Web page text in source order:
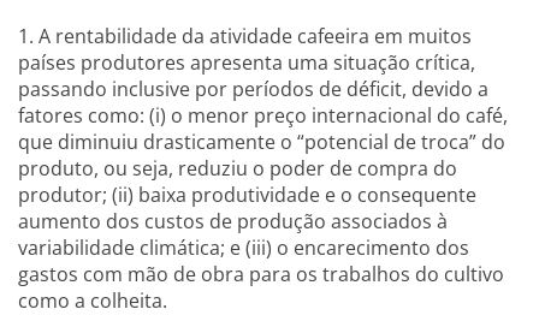
1. A rentabilidade da atividade cafeeira em muitos
países produtores apresenta uma situação crítica,
passando inclusive por períodos de déficit, devido a
fatores como: (i) o menor preço internacional do café,
que diminuiu drasticamente o “potencial de troca” do
produto, ou seja, reduziu o poder de compra do
produtor; (ii) baixa produtividade e o consequente
aumento dos custos de produção associados à
variabilidade climática; e (iii) o encarecimento dos
gastos com mão de obra para os trabalhos do cultivo
como a colheita.